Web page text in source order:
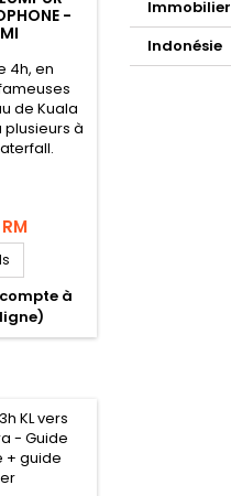
-
4h, en
de Kuala
plusieurs à
à
Immobilier
Indonésie